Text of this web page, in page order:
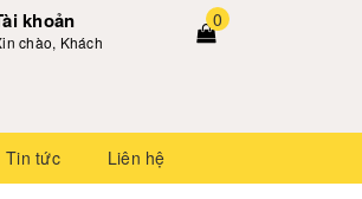
khoản
chào, Khách
0
Tin tức Liên hệ